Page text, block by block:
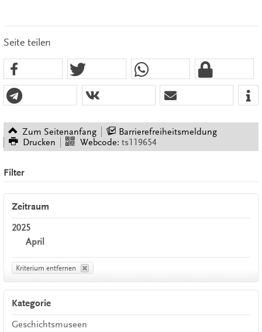
Seite teilen
Zum Seitenanfang
Barrierefreiheitsmeldung
Drucken
Webcode: ts119654
Filter
Zeitraum
2025
April
Kriterium entfernen
Kategorie
Geschichtsmuseen